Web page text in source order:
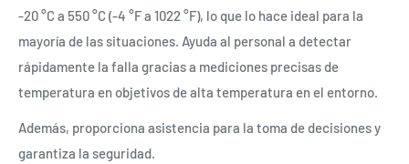
-20 °C a 550 °C (-4 °F a 1022 °F), lo que lo hace ideal para la
mayoría de las situaciones. Ayuda al personal a detectar
rápidamente la falla gracias a mediciones precisas de
temperatura en objetivos de alta temperatura en el entorno.
Además, proporciona asistencia para la toma de decisiones y
garantiza la seguridad.